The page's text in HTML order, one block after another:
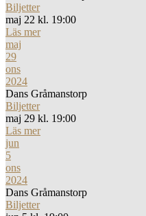
Biljetter
maj 22 kl. 19:00
Läs mer
maj
29
ons
2024
Dans Gråmanstorp
Biljetter
maj 29 kl. 19:00
Läs mer
jun
5
ons
2024
Dans Gråmanstorp
Biljetter